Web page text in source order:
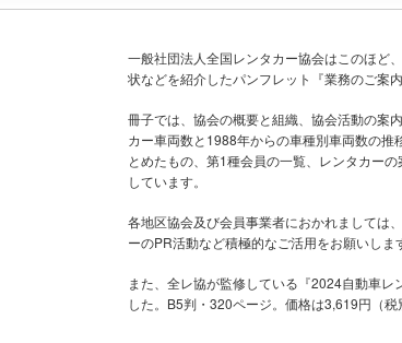
一般社団法人全国レンタカー協会はこのほど
状などを紹介したパンフレット『業務のご案
冊子では、協会の概要と組織、協会活動の案
カー車両数と1988年からの車種別車両数の推
とめたもの、第1種会員の一覧、レンタカー
しています。
各地区協会及び会員事業者におかれましては
ーのPR活動など積極的なご活用をお願いしま
また、全レ協が監修している『2024自動車レ
した。B5判・320ページ。価格は3,619円（税